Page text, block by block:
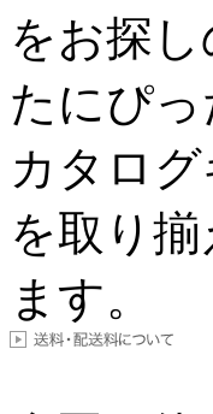
をお探
たにぴ
カタログ
を取り
ます。